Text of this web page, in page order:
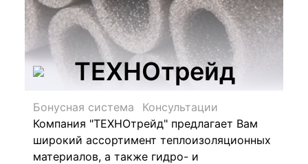
ТЕХНОтрейд
Бонусная система
Консультации
Компания "ТЕХНОтрейд" предлагает Вам
широкий ассортимент теплоизоляционных
материалов, а также гидро- и